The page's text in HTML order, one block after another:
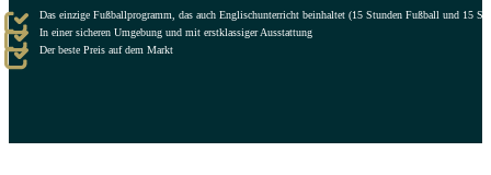
Das einzige Fußballprogramm, das auch Englischunterricht beinhaltet (15 Stunden Fußball und 15
In einer sicheren Umgebung und mit erstklassiger Ausstattung
Der beste Preis auf dem Markt